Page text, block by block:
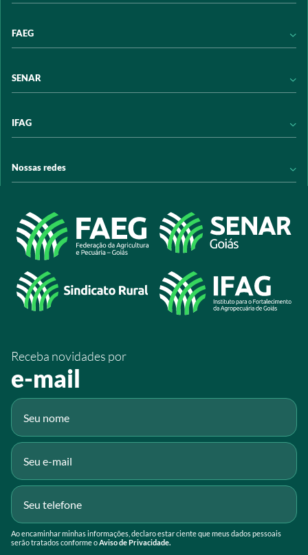
Acervo digital
Programas e Serviços
Trabalhe conosco
FAEG
Transparência
SENAR
Transparência
Arrecadação
IFAG
Programas e Serviços
Acesso à Informação
Nossas redes
@sistemafaeg
/SistemaFaeg
/sistemafaeg
/SistemaFaeg
Receba novidades por
e-mail
Ao encaminhar minhas informações, declaro estar ciente que meus dados pessoais
serão tratados conforme oAviso de Privacidade.